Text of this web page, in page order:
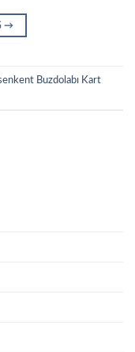
→
Buzdolabı Kart